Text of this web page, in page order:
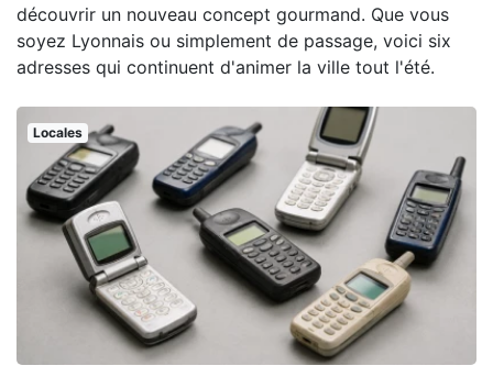
découvrir un nouveau concept gourmand. Que vous
soyez Lyonnais ou simplement de passage, voici six
adresses qui continuent d'animer la ville tout l'été.
Locales